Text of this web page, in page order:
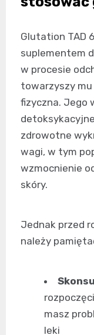
Glutation TAD
suplementem
w procesie
towarzyszy
fizyczna. Jego
zdrowotne
wagi, w tym
wzmocnienie
skóry.
Jednak przed
należy
masz
leki